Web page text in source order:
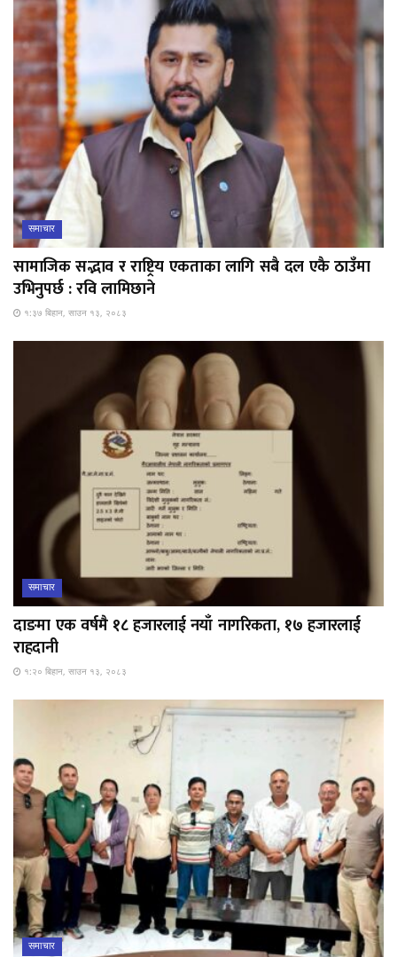
समाचार
सामाजिक सद्भाव र राष्ट्रिय एकताका लागि सबै दल एकै ठाउँमा
उभिनुपर्छ : रवि लामिछाने
१:३७ बिहान, साउन १३, २०८३
समाचार
दाङमा एक वर्षमै १८ हजारलाई नयाँ नागरिकता, १७ हजारलाई
राहदानी
१:२० बिहान, साउन १३, २०८३
समाचार